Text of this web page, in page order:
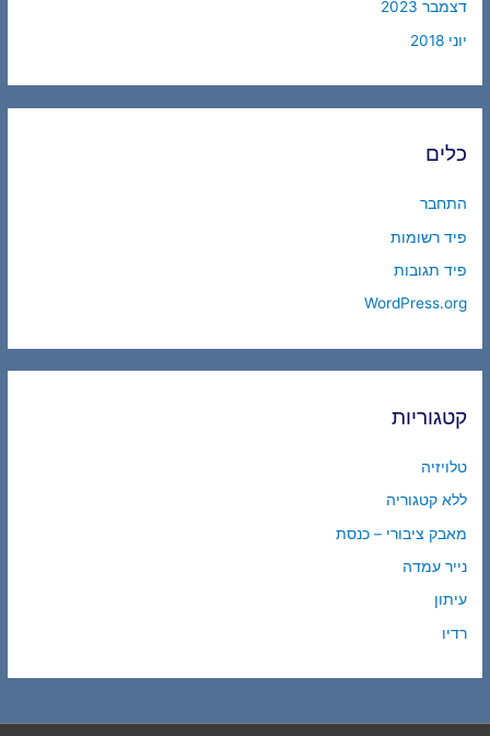
דצמבר 2023
יוני 2018
כלים
התחבר
פיד רשומות
פיד תגובות
WordPress.org
קטגוריות
טלויזיה
ללא קטגוריה
מאבק ציבורי – כנסת
נייר עמדה
עיתון
רדיו